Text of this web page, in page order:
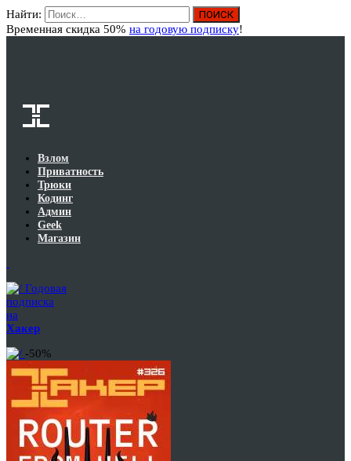
Найти:
Временная скидка 50% на годовую подписку!
Взлом
Приватность
Трюки
Кодинг
Админ
Geek
Магазин
Годовая
подписка
на
Хакер
-50%